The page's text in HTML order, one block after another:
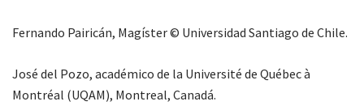
Fernando Pairicán, Magíster © Universidad Santiago de Chile.
José del Pozo, académico de la Université de Québec à
Montréal (UQAM), Montreal, Canadá.